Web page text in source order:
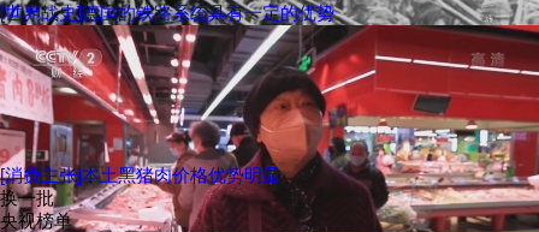
[世界战史]德国的铁路系统具有一定的优势
[消费主张]本土黑猪肉价格优势明显
换一批
央视榜单